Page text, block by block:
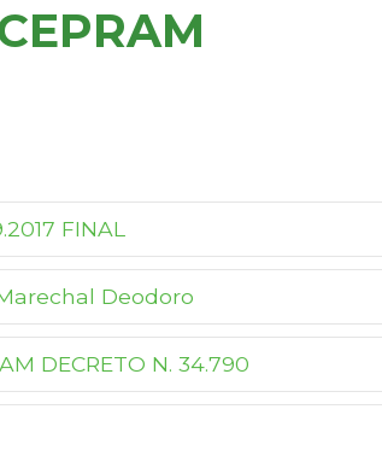
FINAL
Deodoro
DECRETO N. 34.790